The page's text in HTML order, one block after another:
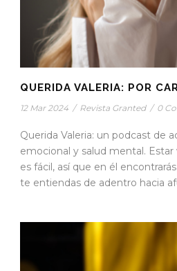
QUERIDA VALERIA: POR
12 Mar 2024 / Revista Granted / 0
Querida Valeria: un podcast de
emocional y salud mental.
es fácil, así que en él
te entiendas de adentro hacia